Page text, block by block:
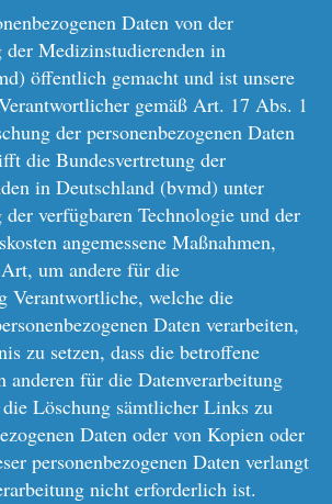
Daten von der
der Medizinstudierenden in
öffentlich gemacht und ist unsere
gemäß Art. 17 Abs. 1
der personenbezogenen Daten
die Bundesvertretung der
in Deutschland (bvmd) unter
verfügbaren Technologie und der
angemessene Maßnahmen,
um andere für die
Verantwortliche, welche die
Daten verarbeiten,
zu setzen, dass die betroffene
anderen für die Datenverarbeitung
Löschung sämtlicher Links zu
Daten oder von Kopien oder
personenbezogenen Daten verlangt
nicht erforderlich ist.